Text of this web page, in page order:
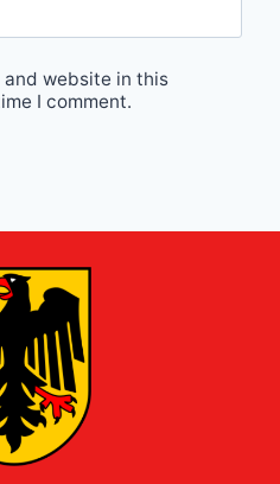
and website in this
I comment.